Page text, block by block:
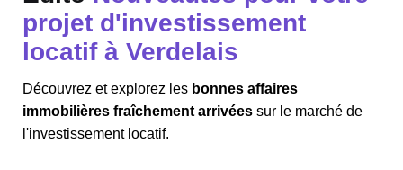
projet d'investissement
locatif à Verdelais
Découvrez et explorez les bonnes affaires
immobilières fraîchement arrivées sur le marché de
l'investissement locatif.